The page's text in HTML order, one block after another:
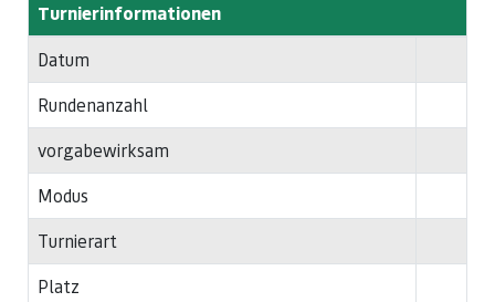
Turnierinformationen
Datum
Rundenanzahl
vorgabewirksam
Modus
Turnierart
Platz